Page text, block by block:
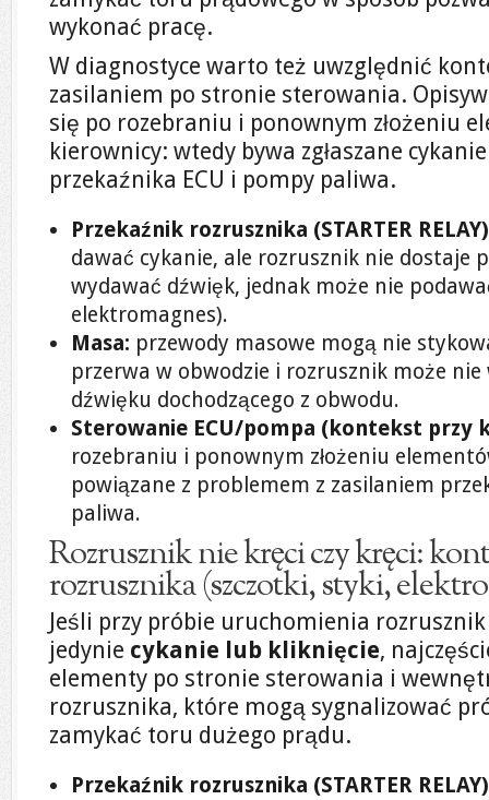
wykonać pracę.
W diagnostyce warto też uwzględnić
zasilaniem po stronie sterowania.
się po rozebraniu i ponownym złożeniu
kierownicy: wtedy bywa zgłaszane
przekaźnika ECU i pompy paliwa.
Przekaźnik rozrusznika (STARTER
dawać cykanie, ale rozrusznik nie dostaje
wydawać dźwięk, jednak może nie
elektromagnes).
Masa: przewody masowe mogą nie
przerwa w obwodzie i rozrusznik może
dźwięku dochodzącego z obwodu.
Sterowanie ECU/pompa (kontekst przy
rozebraniu i ponownym złożeniu
powiązane z problemem z zasilaniem
paliwa.
Rozrusznik nie kręci czy kręci:
rozrusznika (szczotki, styki,
Jeśli przy próbie uruchomienia
jedynie cykanie lub kliknięcie,
elementy po stronie sterowania i
rozrusznika, które mogą sygnalizować
zamykać toru dużego prądu.
Przekaźnik rozrusznika (STARTER